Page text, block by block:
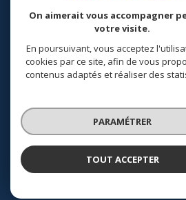
Nous
SUIVRE
© 2026 | Tous droits réservés |
Nos honoraires
Politique RGPD
On aimerait vous accompagner
votre visite.
En poursuivant, vous acceptez
cookies par ce site, afin de vous
contenus adaptés et réaliser des
PARAMÉTRER
TOUT ACCEPTER